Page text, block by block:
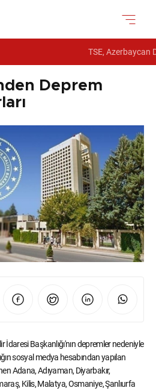
TSE, Azerbaycan
Deprem
İdaresi Başkanlığı'nın depremler nedeniyle
sosyal medya hesabından yapılan
Adana, Adıyaman, Diyarbakır,
Kilis, Malatya, Osmaniye, Şanlıurfa